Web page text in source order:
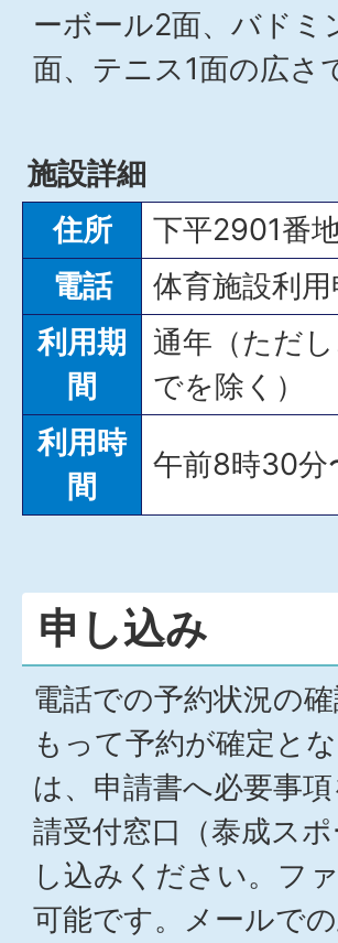
ーボール2面、バドミ
面、テニス1面の広さ
施設詳細
住所
下平2901番
電話
体育施設利
利用期
間
通年（ただ
でを除く）
利用時
間
午前8時30
申し込み
電話での予約状況の
もって予約が確定と
は、申請書へ必要事
請受付窓口（泰成ス
し込みください。フ
可能です。メールで